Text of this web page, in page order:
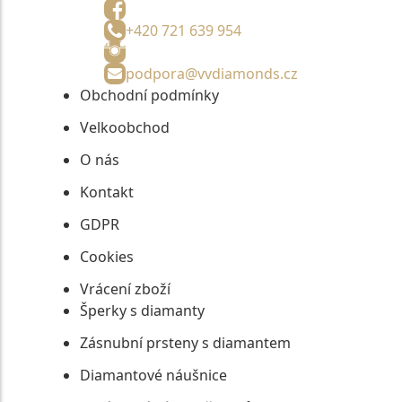
+420 721 639 954
podpora@vvdiamonds.cz
Obchodní podmínky
Velkoobchod
O nás
Kontakt
GDPR
Cookies
Vrácení zboží
Šperky s diamanty
Zásnubní prsteny s diamantem
Diamantové náušnice